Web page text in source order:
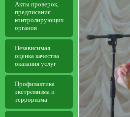
Aкты проверок,
предписания
контролирующих
органов
Независимая
оценка качества
оказания услуг
Профилактика
экстремизма и
терроризма